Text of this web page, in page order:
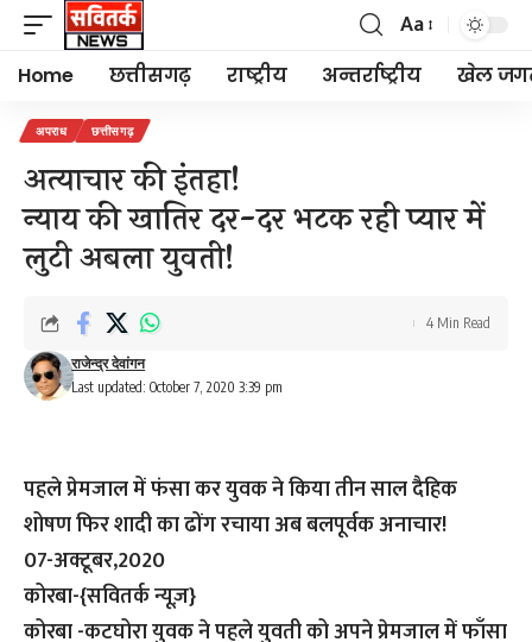
Font
Resizer
Aa
Home छत्तीसगढ़ राष्ट्रीय अन्तर्राष्ट्रीय खेल
अपराध छत्तीसगढ़
अत्याचार की इंतहा!
न्याय की खातिर दर-दर भटक रही प्यार में
लुटी अबला युवती!
Last updated: October 7, 2020 3:39 pm
राजेन्द्र देवांगन
4 Min Read
पहले प्रेमजाल में फंसा कर युवक ने किया तीन साल दैहिक
शोषण फिर शादी का ढोंग रचाया अब बलपूर्वक अनाचार!
07-अक्टूबर,2020
कोरबा-{सवितर्क न्यूज़}
कोरबा -कटघोरा युवक ने पहले युवती को अपने प्रेमजाल में फाँसा